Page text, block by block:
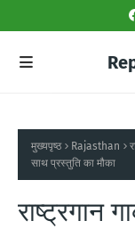
मुख्यपृष्ठ Rajasthan
साथ प्रस्तुति का मौका
राष्ट्रगान